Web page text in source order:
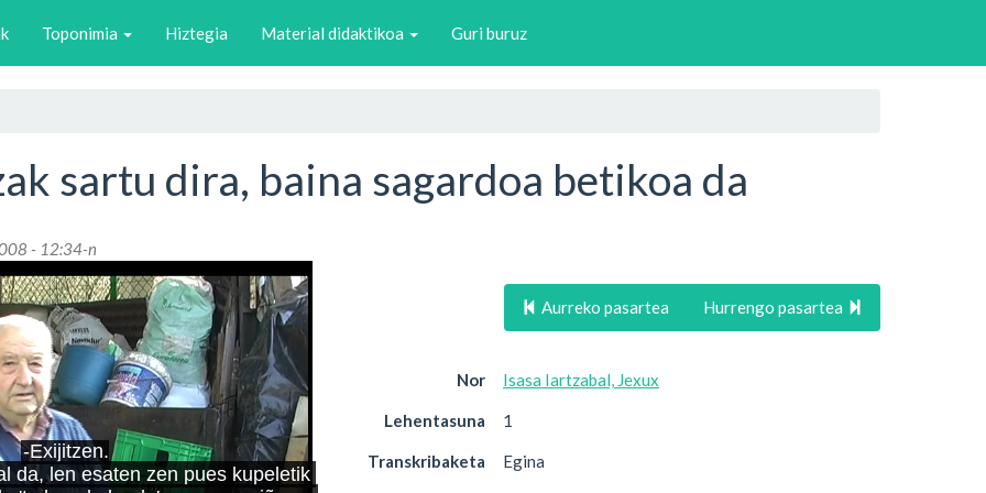
Toponimia Hiztegia Material didaktikoa Guri buruz
sartu dira, baina sagardoa betikoa da
- 12:34-n
Aurreko pasartea Hurrengo pasartea
Nor Isasa Iartzabal, Jexux
Lehentasuna 1
Transkribaketa Egina